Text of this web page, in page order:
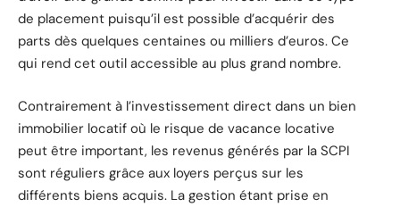
de placement puisqu’il est possible d’acquérir des
parts dès quelques centaines ou milliers d’euros. Ce
qui rend cet outil accessible au plus grand nombre.
Contrairement à l’investissement direct dans un bien
immobilier locatif où le risque de vacance locative
peut être important, les revenus générés par la SCPI
sont réguliers grâce aux loyers perçus sur les
différents biens acquis. La gestion étant prise en